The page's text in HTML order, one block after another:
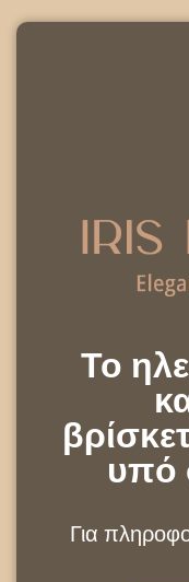
Το
υπό
Για